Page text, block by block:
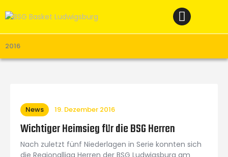
2016
Spielbetrieb
Unterstützen
Links
News 19. Dezember 2016
Wichtiger Heimsieg für die BSG Herren
Nach zuletzt fünf Niederlagen in Serie konnten sich